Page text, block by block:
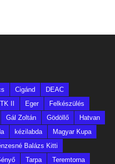
Cigánd
DEAC
II Eger
Felkészülés
Gál Zoltán Gödöllő
Hatvan
kézilabda
Magyar Kupa
Balázs Kitti
Tarpa
Teremtorna